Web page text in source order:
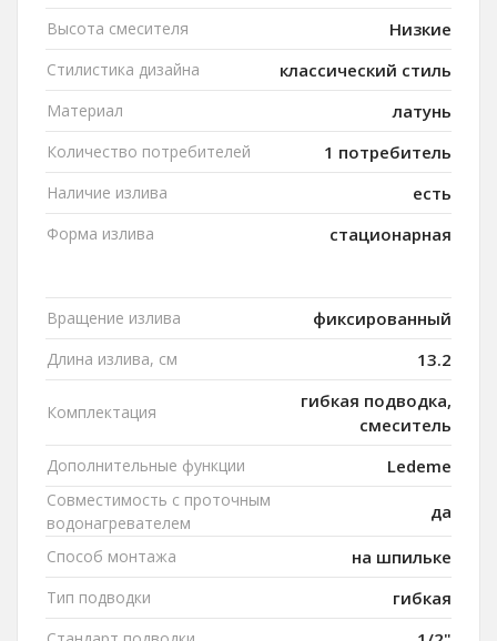
Высота смесителя Низкие
Стилистика дизайна классический стиль
Материал латунь
Количество потребителей 1 потребитель
Наличие излива есть
Форма излива стационарная
Вращение излива фиксированный
Длина излива, см 13.2
Комплектация
гибкая подводка,
смеситель
Дополнительные функции Ledeme
Совместимость с проточным
водонагревателем
да
Способ монтажа на шпильке
Тип подводки гибкая